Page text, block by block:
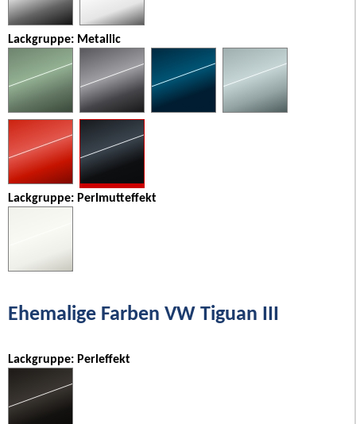
Lackgruppe: Metallic
Lackgruppe: Perlmutteffekt
Ehemalige Farben VW Tiguan III
Lackgruppe: Perleffekt